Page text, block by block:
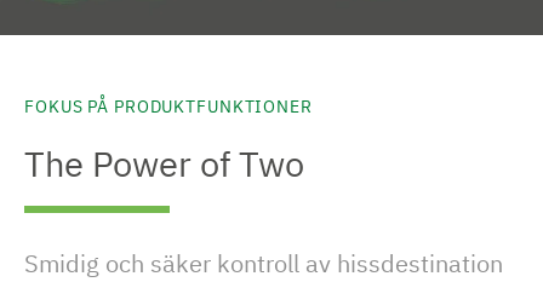
FOKUS PÅ PRODUKTFUNKTIONER
The Power of Two
Smidig och säker kontroll av hissdestination